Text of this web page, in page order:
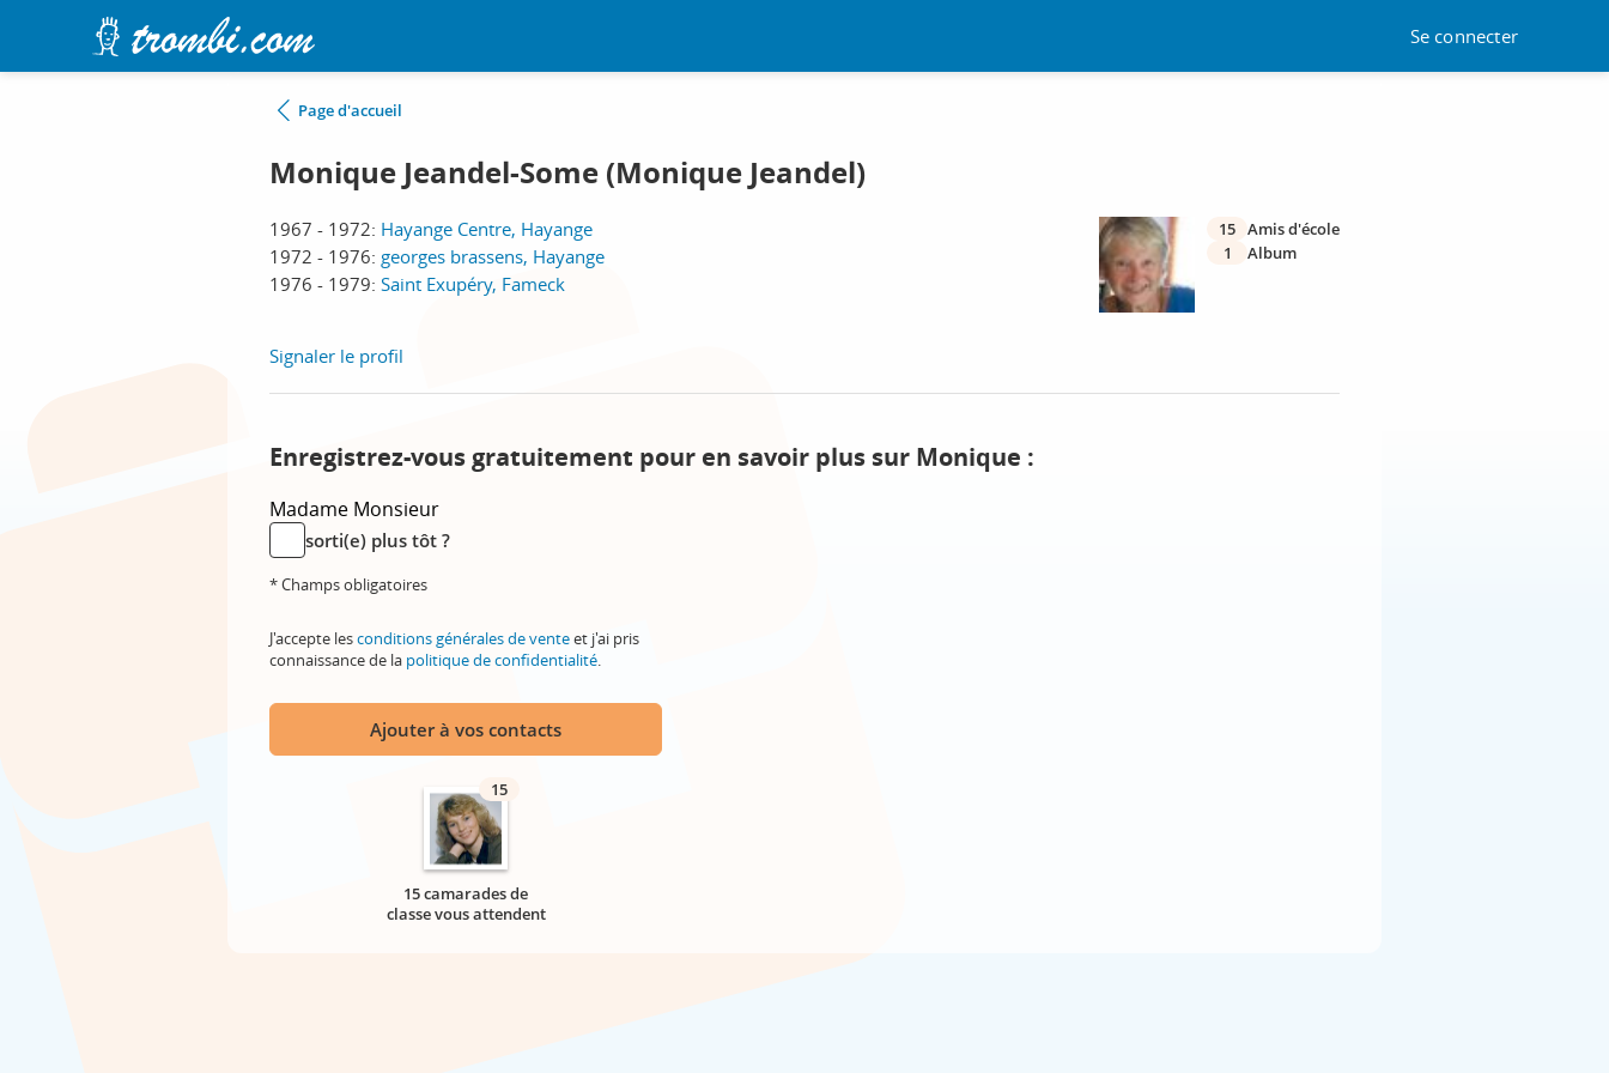
Se connecter
Page d'accueil
Monique Jeandel-Some (Monique Jeandel)
1967 - 1972: Hayange Centre, Hayange
1972 - 1976: georges brassens, Hayange
1976 - 1979: Saint Exupéry, Fameck
15 Amis d'école
1
Album
Signaler le profil
Enregistrez-vous gratuitement pour en savoir plus sur Monique :
Madame Monsieur
sorti(e) plus tôt ?
* Champs obligatoires
J'accepte lesconditions générales de venteet j'ai pris
connaissance de la politique de confidentialité.
Ajouter à vos contacts
15
15 camarades de
classe vous attendent